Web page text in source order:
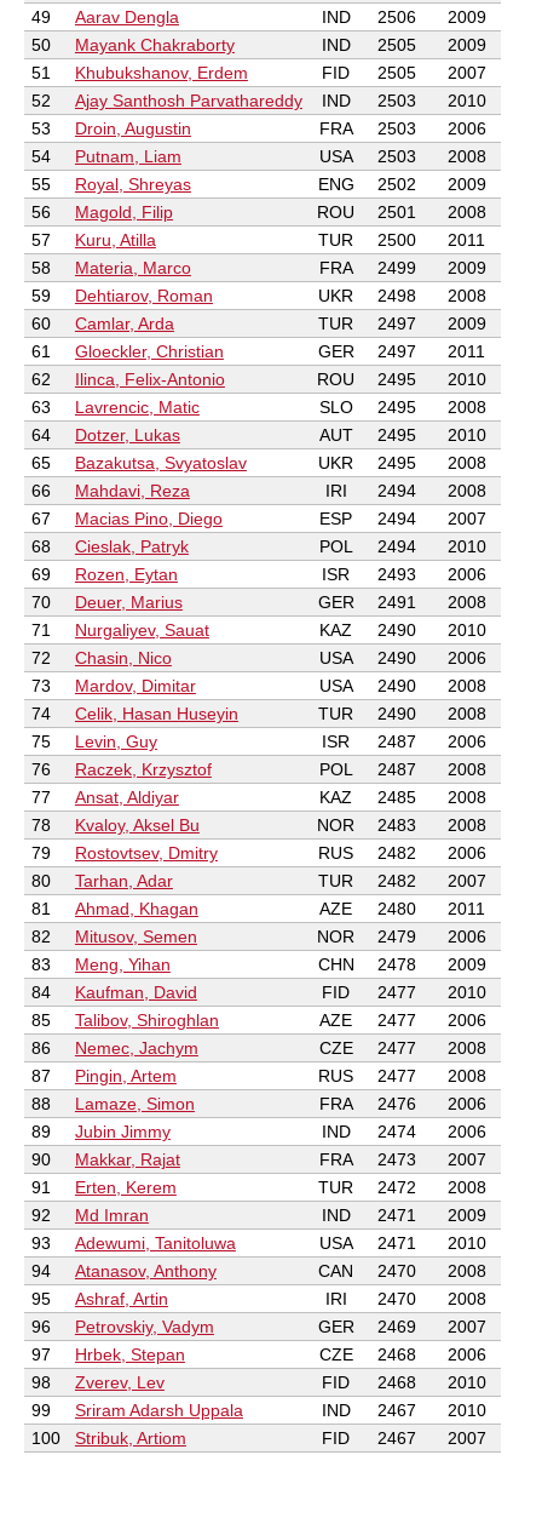
49
Aarav Dengla IND 2506
2009
50
Mayank Chakraborty IND 2505
2009
51
Khubukshanov, Erdem FID 2505
2007
52
Ajay Santhosh Parvathareddy IND 2503
2010
53
Droin, Augustin FRA 2503
2006
54
Putnam, Liam USA 2503
2008
55
Royal, Shreyas ENG 2502
2009
56
Magold, Filip ROU 2501
2008
57
Kuru, Atilla TUR 2500
2011
58
Materia, Marco FRA 2499
2009
59
Dehtiarov, Roman UKR 2498
2008
60
Camlar, Arda TUR 2497
2009
61
Gloeckler, Christian GER 2497
2011
62
Ilinca, Felix-Antonio ROU 2495
2010
63
Lavrencic, Matic SLO 2495
2008
64
Dotzer, Lukas AUT 2495
2010
65
Bazakutsa, Svyatoslav UKR 2495
2008
66
Mahdavi, Reza IRI 2494
2008
67
Macias Pino, Diego ESP 2494
2007
68
Cieslak, Patryk POL 2494
2010
69
Rozen, Eytan ISR 2493
2006
70
Deuer, Marius GER 2491
2008
71
Nurgaliyev, Sauat KAZ 2490
2010
72
Chasin, Nico USA 2490
2006
73
Mardov, Dimitar USA 2490
2008
74
Celik, Hasan Huseyin TUR 2490
2008
75
Levin, Guy ISR 2487
2006
76
Raczek, Krzysztof POL 2487
2008
77
Ansat, Aldiyar KAZ 2485
2008
78
Kvaloy, Aksel Bu NOR 2483
2008
79
Rostovtsev, Dmitry RUS 2482
2006
80
Tarhan, Adar TUR 2482
2007
81
Ahmad, Khagan AZE 2480
2011
82
Mitusov, Semen NOR 2479
2006
83
Meng, Yihan CHN 2478
2009
84
Kaufman, David FID 2477
2010
85
Talibov, Shiroghlan AZE 2477
2006
86
Nemec, Jachym CZE 2477
2008
87
Pingin, Artem RUS 2477
2008
88
Lamaze, Simon FRA 2476
2006
89
Jubin Jimmy IND 2474
2006
90
Makkar, Rajat FRA 2473
2007
91
Erten, Kerem TUR 2472
2008
92
Md Imran IND 2471
2009
93
Adewumi, Tanitoluwa USA 2471
2010
94
Atanasov, Anthony CAN 2470
2008
95
Ashraf, Artin IRI 2470
2008
96
Petrovskiy, Vadym GER 2469
2007
97
Hrbek, Stepan CZE 2468
2006
98
Zverev, Lev FID 2468
2010
99
Sriram Adarsh Uppala IND 2467
2010
100
Stribuk, Artiom FID 2467 2007